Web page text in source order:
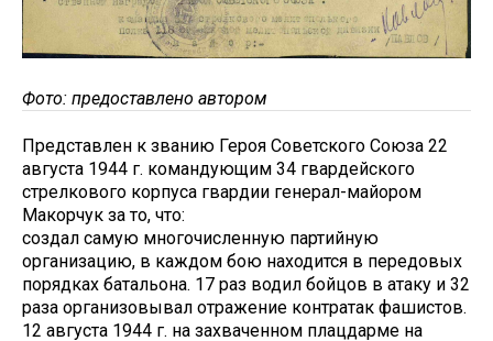
Фото: предоставлено автором
Представлен к званию Героя Советского Союза 22
августа 1944 г. командующим 34 гвардейского
стрелкового корпуса гвардии генерал-майором
Макорчук за то, что:
создал самую многочисленную партийную
организацию, в каждом бою находится в передовых
порядках батальона. 17 раз водил бойцов в атаку и 32
раза организовывал отражение контратак фашистов.
12 августа 1944 г. на захваченном плацдарме на